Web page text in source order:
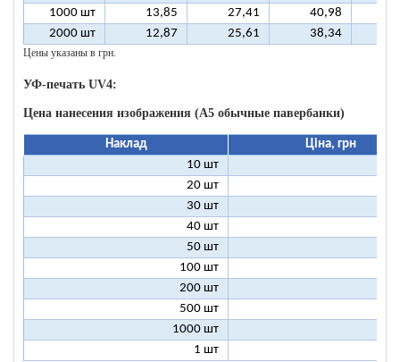
1000 шт
13,85 27,41 40,98
2000 шт
12,87 25,61 38,34
Цены указаны в грн.
УФ-печать UV4:
Цена нанесения изображения (А5 обычные павербанки)
Наклад
Ціна, грн
10 шт
20 шт
30 шт
40 шт
50 шт
100 шт
200 шт
500 шт
1000 шт
1 шт